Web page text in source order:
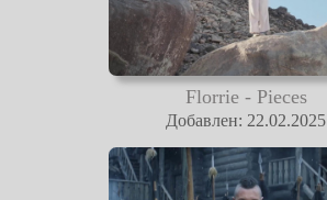
Florrie - Pieces
Добавлен: 22.02.2025